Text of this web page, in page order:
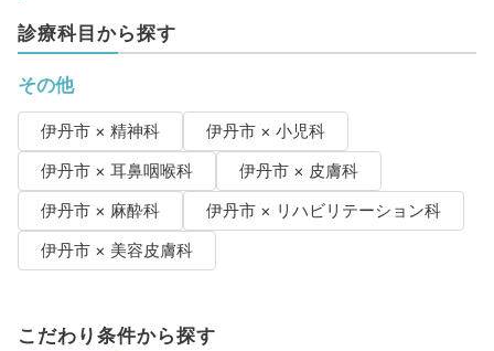
診療科目から探す
その他
伊丹市 × 精神科
伊丹市 × 小児科
伊丹市 × 耳鼻咽喉科
伊丹市 × 皮膚科
伊丹市 × 麻酔科
伊丹市 × リハビリテーション科
伊丹市 × 美容皮膚科
こだわり条件から探す